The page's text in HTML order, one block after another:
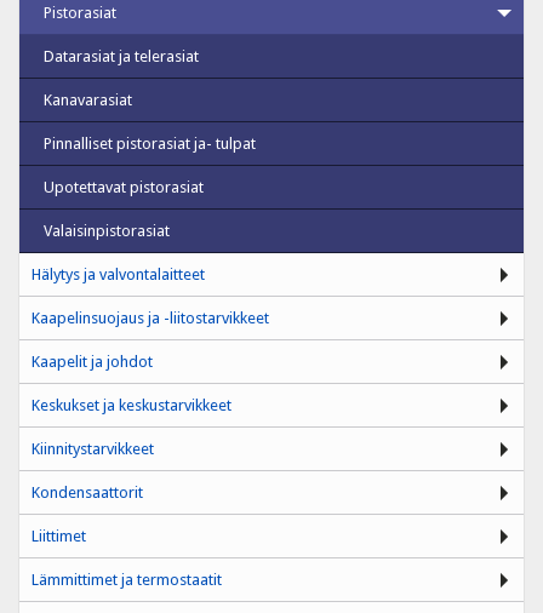
Pistorasiat
Datarasiat ja telerasiat
Kanavarasiat
Pinnalliset pistorasiat ja- tulpat
Upotettavat pistorasiat
Valaisinpistorasiat
Hälytys ja valvontalaitteet
Kaapelinsuojaus ja -liitostarvikkeet
Kaapelit ja johdot
Keskukset ja keskustarvikkeet
Kiinnitystarvikkeet
Kondensaattorit
Liittimet
Lämmittimet ja termostaatit